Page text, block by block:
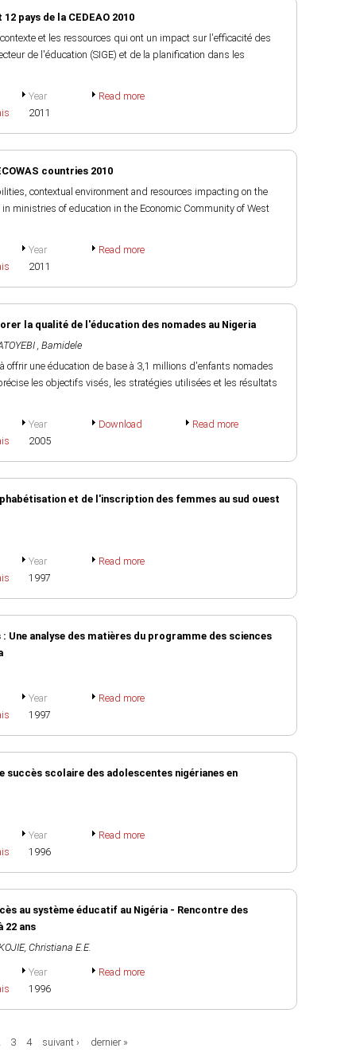
pays de la CEDEAO 2010
et les ressources qui ont un impact sur l'efficacité des
de l'éducation (SIGE) et de la planification dans les
Year
2011
Read more
countries 2010
contextual environment and resources impacting on the
ministries of education in the Economic Community of West
Year
2011
Read more
la qualité de l'éducation des nomades au Nigeria
, Bamidele
une éducation de base à 3,1 millions d'enfants nomades
les objectifs visés, les stratégies utilisées et les résultats
Year
2005
Download Read more
et de l'inscription des femmes au sud ouest
Year
1997
Read more
analyse des matières du programme des sciences
Year
1997
Read more
scolaire des adolescentes nigérianes en
Year
1996
Read more
au système éducatif au Nigéria - Rencontre des
22 ans
Christiana E.E.
Year
1996
Read more
3 4 suivant › dernier »